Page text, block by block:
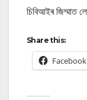
চিবিআইৰ জিম্মাত
Share this:
Facebook